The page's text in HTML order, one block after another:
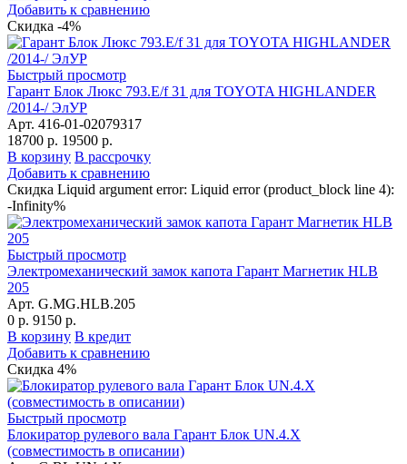
Добавить к сравнению
Скидка -4%
Быстрый просмотр
Гарант Блок Люкс 793.E/f 31 для TOYOTA HIGHLANDER
/2014-/ ЭлУР
Арт. 416-01-02079317
18700 р. 19500 р.
В корзину В рассрочку
Добавить к сравнению
Скидка Liquid argument error: Liquid error (product_block line 4):
-Infinity%
Быстрый просмотр
Электромеханический замок капота Гарант Магнетик HLB
205
Арт. G.MG.HLB.205
0 р. 9150 р.
В корзину В кредит
Добавить к сравнению
Скидка 4%
Быстрый просмотр
Блокиратор рулевого вала Гарант Блок UN.4.X
(совместимость в описании)